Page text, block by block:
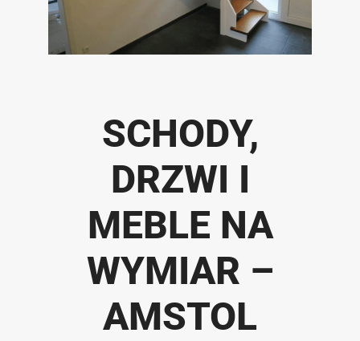
SCHODY,
DRZWI I
MEBLE NA
WYMIAR –
AMSTOL